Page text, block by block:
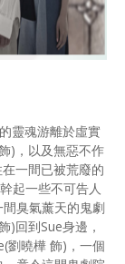
靈魂游離於虛實
)，以及無惡不作
一間已被荒廢的
起一些不可告人
臭氣薰天的鬼劇
)回到Sue身邊，
劉曉樺 飾)，一個